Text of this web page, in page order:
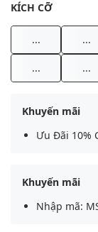
KÍCH CỠ
... ...
... ...
Khuyến mãi
Ưu Đãi 10%
Khuyến mãi
Nhập mã: